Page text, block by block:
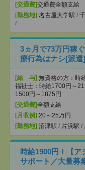
[交通費]交通費全額支給
[勤務地] 名古屋大学駅 /
/ …
3ヵ月で73万円稼
療行為はナシ[派遣]
[給 与] 無資格の方：時
福祉士：時給1700円～
1500円～1875円
[交通費]全額支給
[月収例] 20～25万円
[勤務地] 沼津駅 / 片浜駅 /
時給1900円！【ア
サポート／大量募